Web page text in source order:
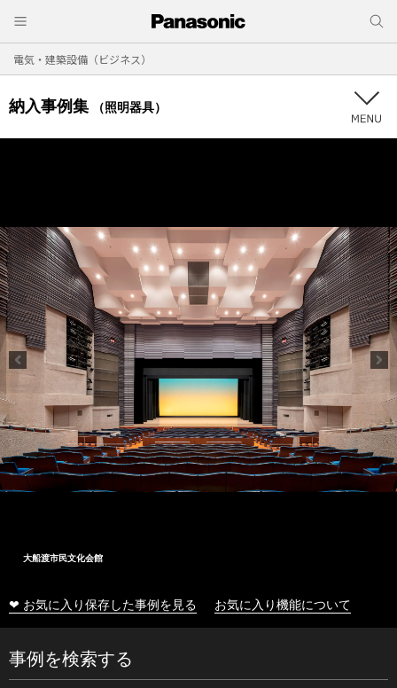
電気・建築設備（ビジネス）
納入事例集 （照明器具）
大船渡市民文化会館
❤ お気に入り保存した事例を見る お気に入り機能について
事例を検索する